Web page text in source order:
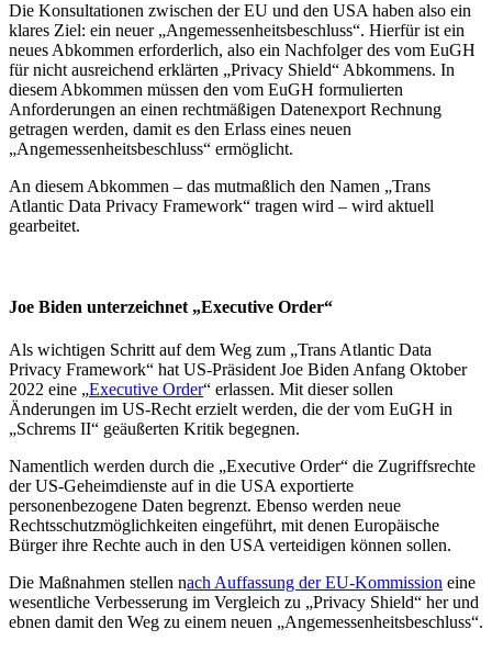
Die Konsultationen zwischen der EU und den USA haben also ein
klares Ziel: ein neuer „Angemessenheitsbeschluss“. Hierfür ist ein
neues Abkommen erforderlich, also ein Nachfolger des vom EuGH
für nicht ausreichend erklärten „Privacy Shield“ Abkommens. In
diesem Abkommen müssen den vom EuGH formulierten
Anforderungen an einen rechtmäßigen Datenexport Rechnung
getragen werden, damit es den Erlass eines neuen
„Angemessenheitsbeschluss“ ermöglicht.
An diesem Abkommen – das mutmaßlich den Namen „Trans
Atlantic Data Privacy Framework“ tragen wird – wird aktuell
gearbeitet.
Joe Biden unterzeichnet „Executive Order“
Als wichtigen Schritt auf dem Weg zum „Trans Atlantic Data
Privacy Framework“ hat US-Präsident Joe Biden Anfang Oktober
2022 eine „Executive Order“ erlassen. Mit dieser sollen
Änderungen im US-Recht erzielt werden, die der vom EuGH in
„Schrems II“ geäußerten Kritik begegnen.
Namentlich werden durch die „Executive Order“ die Zugriffsrechte
der US-Geheimdienste auf in die USA exportierte
personenbezogene Daten begrenzt. Ebenso werden neue
Rechtsschutzmöglichkeiten eingeführt, mit denen Europäische
Bürger ihre Rechte auch in den USA verteidigen können sollen.
Die Maßnahmen stellen nach Auffassung der EU-Kommission eine
wesentliche Verbesserung im Vergleich zu „Privacy Shield“ her und
ebnen damit den Weg zu einem neuen „Angemessenheitsbeschluss“.